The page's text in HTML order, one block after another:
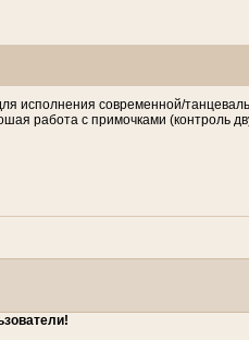
исполнения современной/
работа с примочками (контроль